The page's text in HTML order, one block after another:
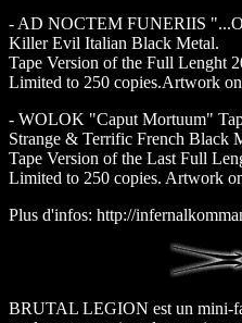
- AD NOCTEM FUNERIIS
Killer Evil Italian Black Metal.
Tape Version of the Full Lenght
Limited to 250 copies.Artwork
- WOLOK "Caput Mortuum"
Strange & Terrific French Black
Tape Version of the Last Full
Limited to 250 copies. Artwork
Plus d'infos: http://
BRUTAL LEGION est un mini-